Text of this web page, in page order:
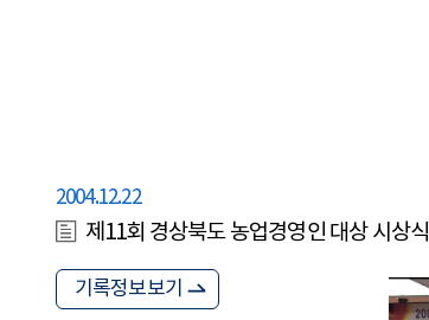
2004.12.22
제11회 경상북도 농업경영인 대상 시상식
기록정보보기